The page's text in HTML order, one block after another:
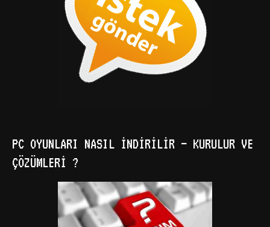
PC OYUNLARI NASIL İNDIRILIR – KURULUR VE
ÇÖZÜMLERI ?